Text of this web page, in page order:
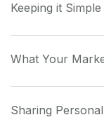
Keeping it
What Your
Sharing